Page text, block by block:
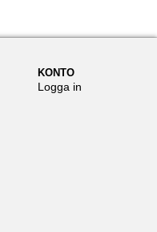
KONTO
Logga in